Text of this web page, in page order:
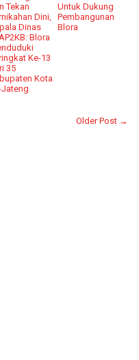
Tekan
Dini,
Dinas
Blora
Ke-13
35
Kota
Jateng
Untuk Dukung
Pembangunan
Blora
Older Post →